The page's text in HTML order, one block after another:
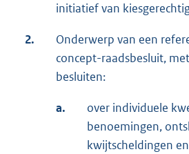
initiatief van
2.
Onderwerp van een
concept-raadsbesluit,
besluiten:
a.
over individuele
benoemingen,
kwijtscheldingen